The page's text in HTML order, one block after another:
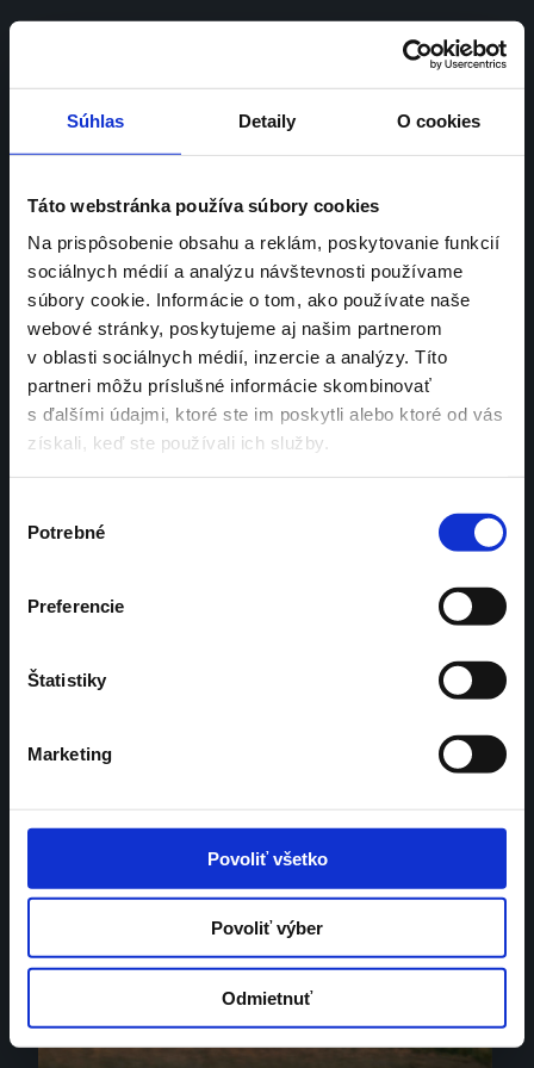
Súhlas Detaily O cookies
Táto webstránka používa súbory cookies
Na prispôsobenie obsahu a reklám, poskytovanie funkcií
sociálnych médií a analýzu návštevnosti používame
súbory cookie. Informácie o tom, ako používate naše
webové stránky, poskytujeme aj našim partnerom
v oblasti sociálnych médií, inzercie a analýzy. Títo
partneri môžu príslušné informácie skombinovať
s ďalšími údajmi, ktoré ste im poskytli alebo ktoré od vás
získali, keď ste používali ich služby.
súhlasu
Potrebné
Preferencie
Štatistiky
Marketing
Povoliť všetko
Povoliť výber
Odmietnuť
SK | EN
Zdravotná
starostlivosť príde
za vami
Tejto zdravotnej poisťovni sa dá
aby bola
zdravotná starostlivosť stále
zhmotnený v našom spote, ktorý